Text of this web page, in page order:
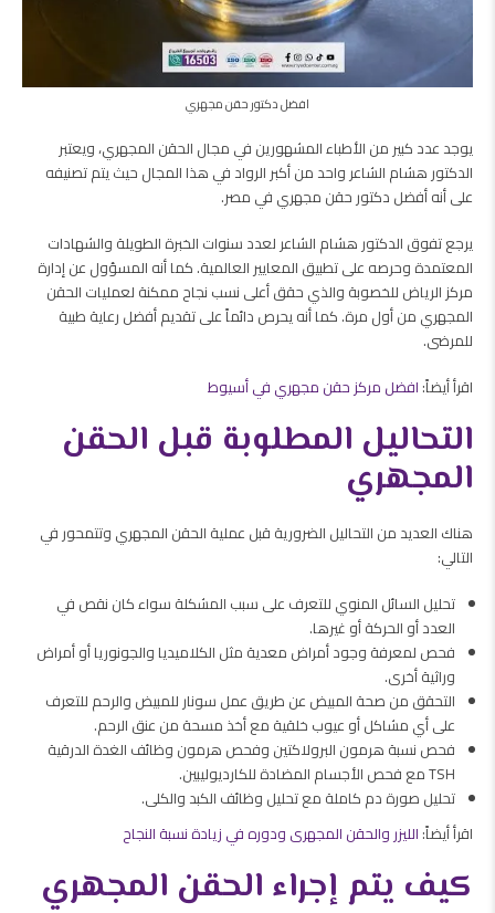
افضل دكتور حقن مجهري
يوجد عدد كبير من الأطباء المشهورين في مجال الحقن المجهري، ويعتبر
الدكتور هشام الشاعر واحد من أكبر الرواد في هذا المجال حيث يتم تصنيفه
على أنه أفضل دكتور حقن مجهري في مصر.
يرجع تفوق الدكتور هشام الشاعر لعدد سنوات الخبرة الطويلة والشهادات
المعتمدة وحرصه على تطبيق المعايير العالمية. كماأنه المسؤول عن إدارة
مركز الرياض للخصوبة والذي حققأعلى نسب نجاح ممكنة لعمليات الحقن
المجهري من أول مرة. كما أنه يحرص دائماً على تقديم أفضل رعاية طبية
للمرضى.
اقرأ أيضاً: افضل مركز حقن مجهري في أسيوط
التحاليل المطلوبة قبل الحقن
المجهري
هناك العديد من التحاليل الضرورية قبل عملية الحقن المجهري وتتمحور في
التالي:
تحليل السائل المنوي للتعرف على سبب المشكلة سواء كان نقص في
العدد أو الحركة أو غيرها.
فحص لمعرفة وجود أمراض معدية مثل الكلاميديا والجونوريا أو أمراض
وراثية أخرى.
التحقق من صحة المبيض عن طريق عمل سونار للمبيض والرحم للتعرف
على أي مشاكل أو عيوب خلقية مع أخذ مسحة من عنق الرحم.
فحص نسبة هرمون البرولاكتين وفحص هرمون وظائف الغدة الدرقية
TSH مع فحص الأجسام المضادة للكارديوليبين.
تحليل صورة دم كاملة مع تحليل وظائف الكبد والكلى.
اقرأ أيضاً: الليزر والحقن المجهرى ودوره في زيادة نسبة النجاح
كيف يتم إجراء الحقن المجهري